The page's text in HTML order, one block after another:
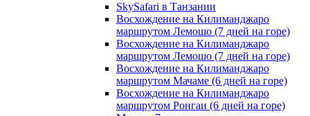
SkySafari в Танзании
Восхождение на Килиманджаро
маршрутом Лемошо (7 дней на горе)
Восхождение на Килиманджаро
маршрутом Лемошо (7 дней на горе)
Восхождение на Килиманджаро
маршрутом Мачаме (6 дней на горе)
Восхождение на Килиманджаро
маршрутом Ронгаи (6 дней на горе)